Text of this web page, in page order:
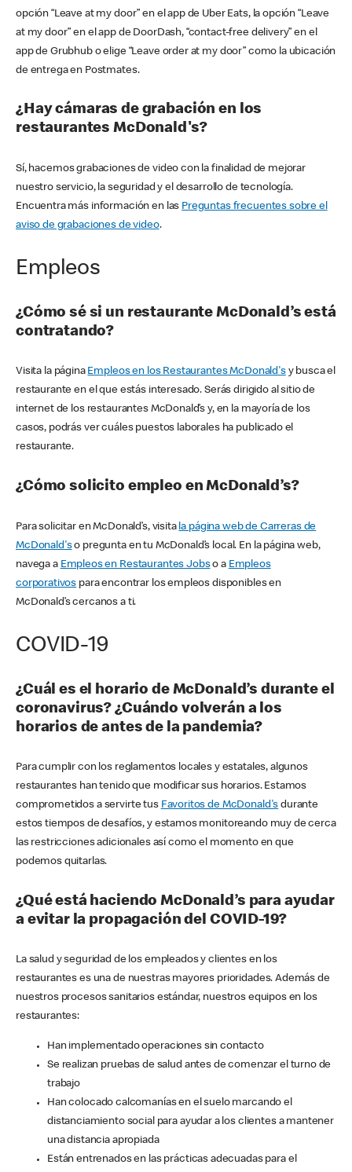
opción “Leave at my door” en el app de Uber Eats, la opción “Leave
at my door” en el app de DoorDash, “contact-free delivery” en el
app de Grubhub o elige “Leave order at my door” como la ubicación
de entrega en Postmates.
¿Hay cámaras de grabación en los
restaurantes McDonald's?
Sí, hacemos grabaciones de video con la finalidad de mejorar
nuestro servicio, la seguridad y el desarrollo de tecnología.
Encuentra más información en las Preguntas frecuentes sobre el
aviso de grabaciones de video.
Empleos
¿Cómo sé si un restaurante McDonald’s está
contratando?
Visita la página Empleos en los Restaurantes McDonald'sy busca el
restaurante en el que estás interesado. Serás dirigido al sitio de
internet de los restaurantes McDonald’s y, en la mayoría de los
casos, podrás ver cuáles puestos laborales ha publicado el
restaurante.
¿Cómo solicito empleo en McDonald’s?
Para solicitar en McDonald’s, visita la página web de Carreras de
McDonald'so pregunta en tu McDonald’s local. En la página web,
navega a Empleos en Restaurantes Jobso a Empleos
corporativos para encontrar los empleos disponibles en
McDonald’s cercanos a ti.
COVID-19
¿Cuál es el horario de McDonald’s durante el
coronavirus? ¿Cuándo volverán a los
horarios de antes de la pandemia?
Para cumplir con los reglamentos locales y estatales, algunos
restaurantes han tenido que modificar sus horarios. Estamos
comprometidos a servirte tus Favoritos de McDonald's durante
estos tiempos de desafíos, y estamos monitoreando muy de cerca
las restricciones adicionales así como el momento en que
podemos quitarlas.
¿Qué está haciendo McDonald’s para ayudar
a evitar la propagación del COVID-19?
La salud y seguridad de los empleados y clientes en los
restaurantes es una de nuestras mayores prioridades. Además de
nuestros procesos sanitarios estándar, nuestros equipos en los
restaurantes:
Han implementado operaciones sin contacto
Se realizan pruebas de salud antes de comenzar el turno de
trabajo
Han colocado calcomanías en el suelo marcando el
distanciamiento social para ayudar a los clientes a mantener
una distancia apropiada
Están entrenados en las prácticas adecuadas para el